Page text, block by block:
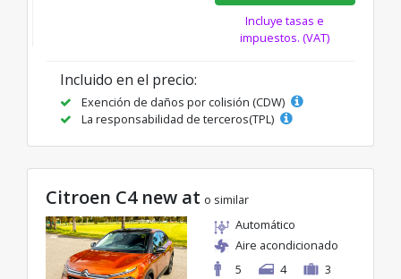
Incluye tasas e
impuestos. (VAT)
Incluido en el precio:
Exención de daños por colisión (CDW)
La responsabilidad de terceros(TPL)
Citroen C4 new at o similar
Automático
Aire acondicionado
5
4 3